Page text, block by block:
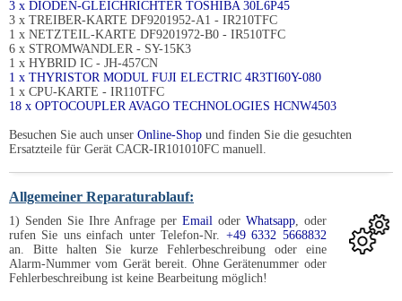
3 x DIODEN-GLEICHRICHTER TOSHIBA 30L6P45
3 x TREIBER-KARTE DF9201952-A1 - IR210TFC
1 x NETZTEIL-KARTE DF9201972-B0 - IR510TFC
6 x STROMWANDLER - SY-15K3
1 x HYBRID IC - JH-457CN
1 x THYRISTOR MODUL FUJI ELECTRIC 4R3TI60Y-080
1 x CPU-KARTE - IR110TFC
18 x OPTOCOUPLER AVAGO TECHNOLOGIES HCNW4503
Besuchen Sie auch unser Online-Shop und finden Sie die gesuchten
Ersatzteile für Gerät CACR-IR101010FC manuell.
Allgemeiner Reparaturablauf:
1) Senden Sie Ihre Anfrage per Emailoder Whatsapp, oder
rufen Sie uns einfach unter Telefon-Nr. +49 6332 5668832
an. Bitte halten Sie kurze Fehlerbeschreibung oder eine
Alarm-Nummer vom Gerät bereit. Ohne Gerätenummer oder
Fehlerbeschreibung ist keine Bearbeitung möglich!